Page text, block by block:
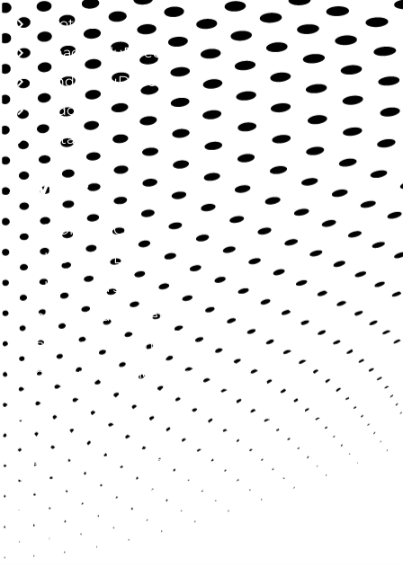
Nosotros
Jornada SaluDirecta
Mundo SaluDirecta
Aliados
Contacto
Servicios
SaluDirecta Citas
SaluDirecta Lab
SaluDirecta Job
SaluDirecta Market
SaluDirecta Learning
Longevidad y Bienestar
Contact
Blv. Palmas Hill 1, Torre WeWork, piso 14, 14-127, CP
52763, Huixquilucan, Estado México
contacto@saludirecta.com
+52 5562195755